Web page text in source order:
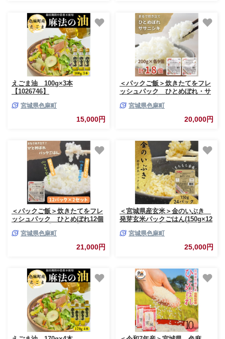
えごま油 100g×3本
【1026746】
宮城県色麻町
15,000円
＜パックご飯＞炊きたてをフレ
ッシュパック ひとめぼれ・サ
【1722069】
宮城県色麻町
20,000円
＜パックご飯＞炊きたてをフレ
ッシュパック ひとめぼれ12個
宮城県色麻町
21,000円
＜宮城県産玄米＞金のいぶき
発芽玄米パックごはん(150g×12
宮城県色麻町
25,000円